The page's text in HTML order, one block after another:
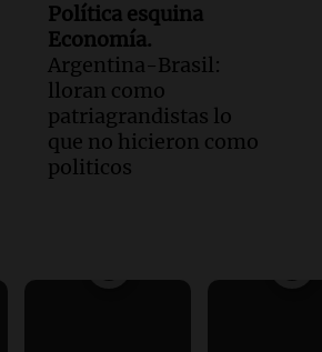
Política esquina
Economía.
Argentina-Brasil:
lloran como
patriagrandistas lo
que no hicieron como
politicos